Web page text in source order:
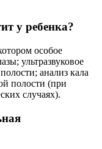
у ребенка?
особое
ультразвуковое
анализ кала
полости (при
случаях).